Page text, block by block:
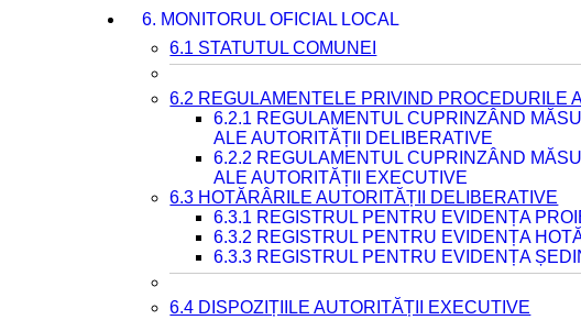
6. MONITORUL OFICIAL LOCAL
6.1 STATUTUL COMUNEI
6.2 REGULAMENTELE PRIVIND PROCEDURILE
6.2.1 REGULAMENTUL CUPRINZÂND
ALE AUTORITĂȚII DELIBERATIVE
6.2.2 REGULAMENTUL CUPRINZÂND
ALE AUTORITĂȚII EXECUTIVE
6.3 HOTĂRÂRILE AUTORITĂȚII DELIBERATIVE
6.3.1 REGISTRUL PENTRU EVIDENȚA
6.3.2 REGISTRUL PENTRU EVIDENȚA
6.3.3 REGISTRUL PENTRU EVIDENȚA
6.4 DISPOZIȚIILE AUTORITĂȚII EXECUTIVE